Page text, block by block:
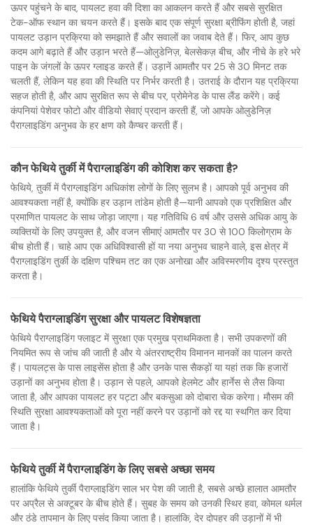
ऊपर पहुंचने के बाद, पायलट हवा की दिशा का आकलन करते हैं और सबसे सुरक्षित
टेक-ऑफ स्थान का चयन करते हैं। इसके बाद एक संपूर्ण सुरक्षा ब्रीफिंग होती है, जहां
पायलट उड़ान प्रक्रिया को समझाते हैं और सवालों का जवाब देते हैं। फिर, आप कुछ
कदम आगे बढ़ाते हैं और उड़ान भरते हैं—ओलुडेनिज़, बेलसेकज़ बीच, और नीचे के हरे भरे
पाइन के जंगलों के ऊपर ग्लाइड करते हैं। उड़ानें आमतौर पर 25 से 30 मिनट तक
चलती हैं, लेकिन यह हवा की स्थिति पर निर्भर करती है। उतराई के दौरान यह प्रक्रिया
सहज होती है, और आप सुरक्षित रूप से बीच पर, प्रोमेनेड के पास लैंड करेंगे। कई
कंपनियां पेशेवर फोटो और वीडियो सेवाएं प्रदान करती हैं, जो आपके ओलुडेनिज़
पैराग्लाइडिंग अनुभव के हर क्षण को कैप्चर करती हैं।
कौन फेथिये तुर्की में पैराग्लाइडिंग की कोशिश कर सकता है?
फेथिये, तुर्की में पैराग्लाइडिंग अधिकांश लोगों के लिए सुलभ है। आपको पूर्व अनुभव की
आवश्यकता नहीं है, क्योंकि हर उड़ान तांडेम होती है—यानी आपको एक प्रशिक्षित और
प्रमाणित पायलट के साथ जोड़ा जाएगा। यह गतिविधि 6 वर्ष और उससे अधिक आयु के
व्यक्तियों के लिए उपयुक्त है, और वजन सीमाएं आमतौर पर 30 से 100 किलोग्राम के
बीच होती हैं। चाहे आप एक अधिविश्वासी हों या नया अनुभव चाहने वाले, इस क्षेत्र में
पैराग्लाइडिंग तुर्की के दक्षिण पश्चिम तट का एक अनोखा और अविस्मरणीय दृश्य प्रस्तुत
करता है।
फेथिये पैराग्लाइडिंग सुरक्षा और पायलट विशेषज्ञता
फेथिये पैराग्लाइडिंग फ्लाइट में सुरक्षा एक प्रमुख प्राथमिकता है। सभी उपकरणों की
नियमित रूप से जांच की जाती है और ये अंतरराष्ट्रीय विमानन मानकों का पालन करते
हैं। पायलट्स के पास लाइसेंस होता है और उनके पास सैकड़ों या यहां तक कि हजारों
उड़ानों का अनुभव होता है। उड़ान से पहले, आपको हेलमेट और हार्नेस से लैस किया
जाता है, और आपका पायलट हर पट्टा और बकसुआ को दोबारा चेक करेगा। मौसम की
स्थिति सुरक्षा आवश्यकताओं को पूरा नहीं करने पर उड़ानों को रद्द या स्थगित कर दिया
जाता है।
फेथिये तुर्की में पैराग्लाइडिंग के लिए सबसे अच्छा समय
हालांकि फेथिये तुर्की पैराग्लाइडिंग साल भर पेश की जाती है, सबसे अच्छे हालात आमतौर
पर अप्रैल से अक्टूबर के बीच होते हैं। सुबह के समय को उनकी स्थिर हवा, कोमल थर्मल
और ठंडे तापमान के लिए पसंद किया जाता है। हालांकि, देर दोपहर की उड़ानों में भी